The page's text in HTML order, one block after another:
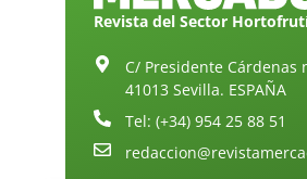
Revista del Sector
C/ Presidente Cárdenas
41013 Sevilla. ESPAÑA
Tel: (+34) 954 25 88 51